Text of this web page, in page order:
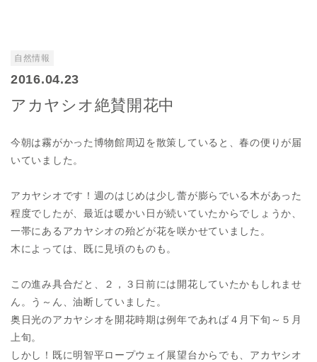
自然情報
2016.04.23
アカヤシオ絶賛開花中
今朝は霧がかった博物館周辺を散策していると、春の便りが届
いていました。
アカヤシオです！週のはじめは少し蕾が膨らでいる木があった
程度でしたが、最近は暖かい日が続いていたからでしょうか、
一帯にあるアカヤシオの殆どが花を咲かせていました。
木によっては、既に見頃のものも。
この進み具合だと、２，３日前には開花していたかもしれませ
ん。う～ん、油断していました。
奥日光のアカヤシオを開花時期は例年であれば４月下旬～５月
上旬。
しかし！既に明智平ロープウェイ展望台からでも、アカヤシオ